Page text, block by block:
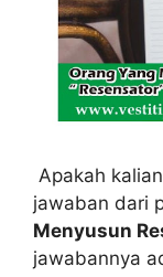
Apakah
jawaban dari
Menyusun
jawabannya